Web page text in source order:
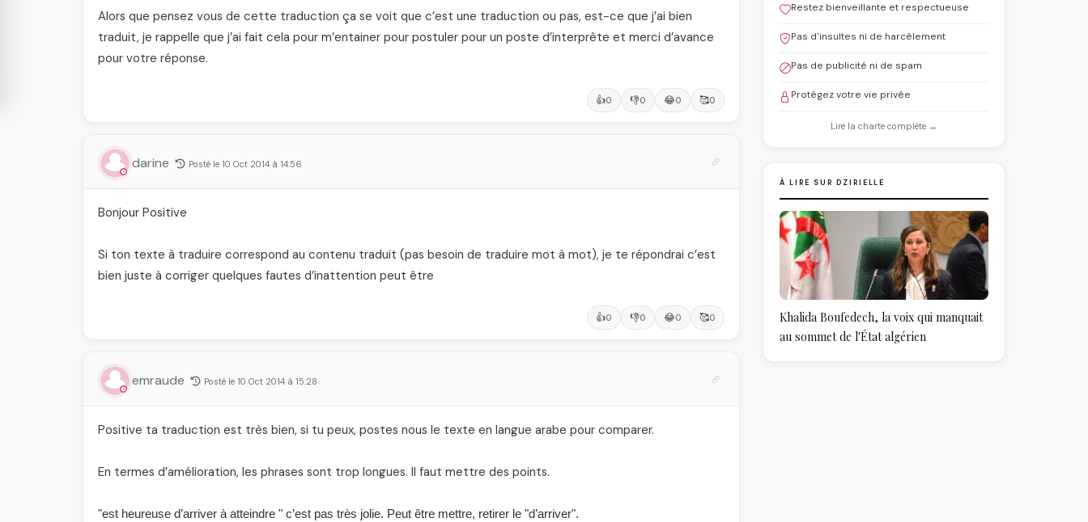
Alors que pensez vous de cette traduction ça se voit que c’est une traduction ou pas, est-ce que j’ai bien
traduit, je rappelle que j’ai fait cela pour m’entainer pour postuler pour un poste d’interprète et merci d’avance
pour votre réponse.
👍0 👎0 😂0 🥰0
darine Posté le 10 Oct 2014 à 14:56
Bonjour Positive
Si ton texte à traduire correspond au contenu traduit (pas besoin de traduire mot à mot), je te répondrai c’est
bien juste à corriger quelques fautes d’inattention peut être
👍0 👎0 😂0 🥰0
emraude Posté le 10 Oct 2014 à 15:28
Positive ta traduction est très bien, si tu peux, postes nous le texte en langue arabe pour comparer.
En termes d’amélioration, les phrases sont trop longues. Il faut mettre des points.
"est heureuse d’arriver à atteindre " c’est pas très jolie. Peut être mettre, retirer le "d’arriver".
Restez bienveillante et respectueuse
Pas d'insultes ni de harcèlement
Pas de publicité ni de spam
Protégez votre vie privée
Lire la charte complète →
À LIRE SUR DZIRIELLE
Khalida Boufedech, la voix qui manquait
au sommet de l'État algérien